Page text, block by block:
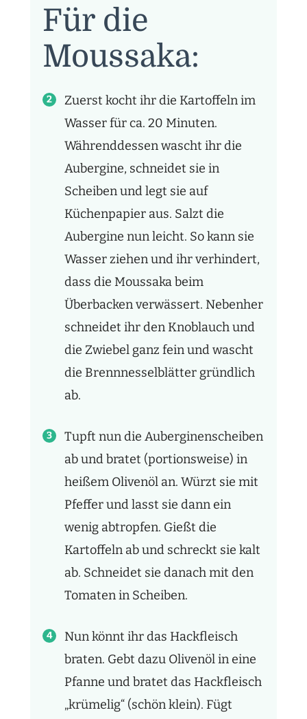
Für die
Moussaka:
Zuerst kocht ihr die Kartoffeln im
Wasser für ca. 20 Minuten.
Währenddessen wascht ihr die
Aubergine, schneidet sie in
Scheiben und legt sie auf
Küchenpapier aus. Salzt die
Aubergine nun leicht. So kann sie
Wasser ziehen und ihr verhindert,
dass die Moussaka beim
Überbacken verwässert. Nebenher
schneidet ihr den Knoblauch und
die Zwiebel ganz fein und wascht
die Brennnesselblätter gründlich
ab.
Tupft nun die Auberginenscheiben
ab und bratet (portionsweise) in
heißem Olivenöl an. Würzt sie mit
Pfeffer und lasst sie dann ein
wenig abtropfen. Gießt die
Kartoffeln ab und schreckt sie kalt
ab. Schneidet sie danach mit den
Tomaten in Scheiben.
Nun könnt ihr das Hackfleisch
braten. Gebt dazu Olivenöl in eine
Pfanne und bratet das Hackfleisch
„krümelig“ (schön klein). Fügt